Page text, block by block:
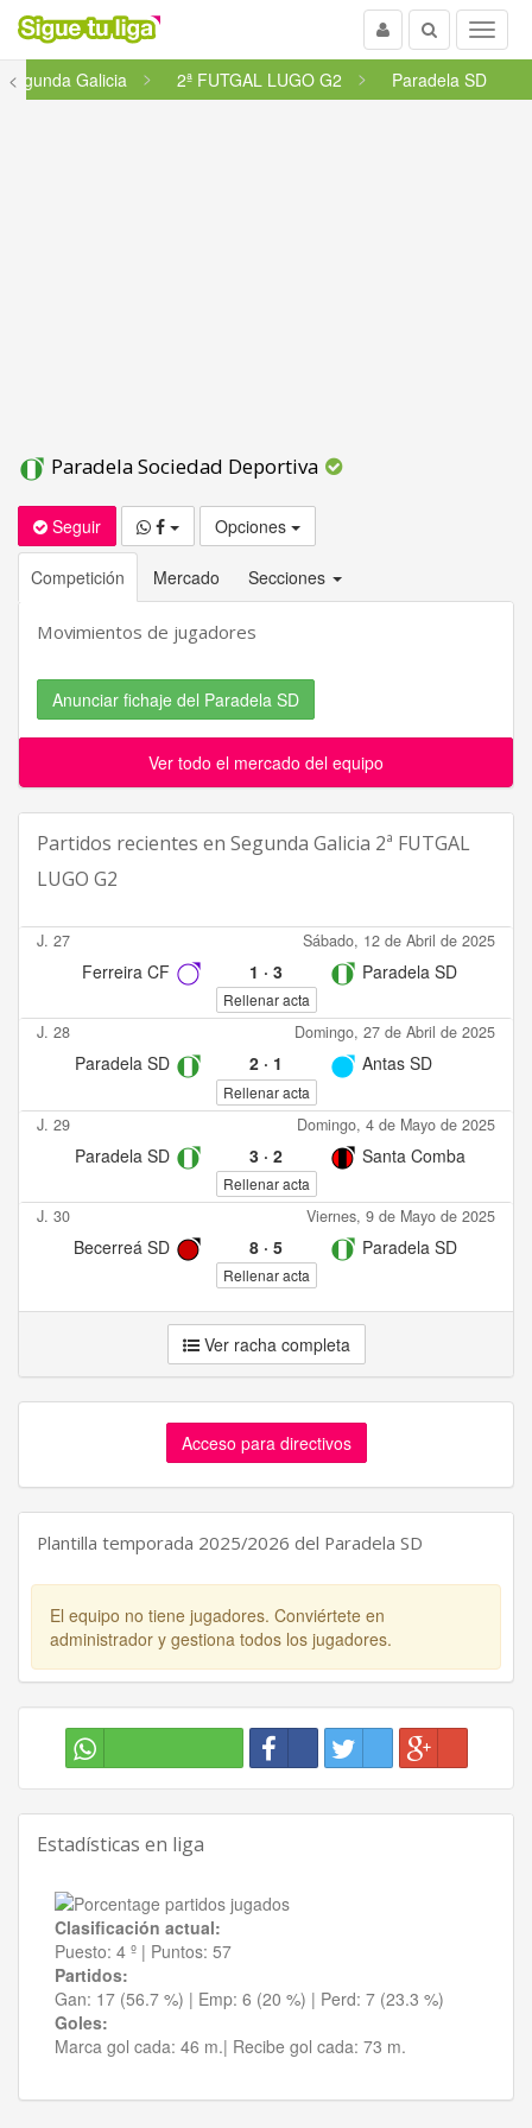
Menu
Buscar
Usuario
<
Segunda Galicia 2ª FUTGAL LUGO G2 Paradela SD
Paradela Sociedad Deportiva
Seguir Opciones
Competición Mercado Secciones
Movimientos de jugadores
Anunciar fichaje del Paradela SD
Ver todo el mercado del equipo
Partidos recientes en Segunda Galicia 2ª FUTGAL
LUGO G2
J. 27 Sábado, 12 de Abril de 2025
Ferreira CF 1 · 3 Paradela SD
Rellenar acta
J. 28 Domingo, 27 de Abril de 2025
Paradela SD 2· 1 Antas SD
Rellenar acta
J. 29 Domingo, 4 de Mayo de 2025
Paradela SD 3· 2 Santa Comba
Rellenar acta
J. 30 Viernes, 9 de Mayo de 2025
Becerreá SD 8· 5 Paradela SD
Rellenar acta
Ver racha completa
Acceso para directivos
Plantilla temporada 2025/2026 del Paradela SD
El equipo no tiene jugadores. Conviértete en
administrador y gestiona todos los jugadores.
Estadísticas en liga
Clasificación actual:
Puesto: 4 º | Puntos: 57
Partidos:
Gan: 17 (56.7 %) | Emp: 6 (20 %) | Perd: 7 (23.3 %)
Goles:
Marca gol cada: 46 m.| Recibe gol cada: 73 m.